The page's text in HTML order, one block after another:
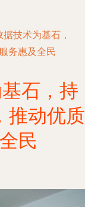
技术为基石，
务惠及全民
石，持
推动优质
民